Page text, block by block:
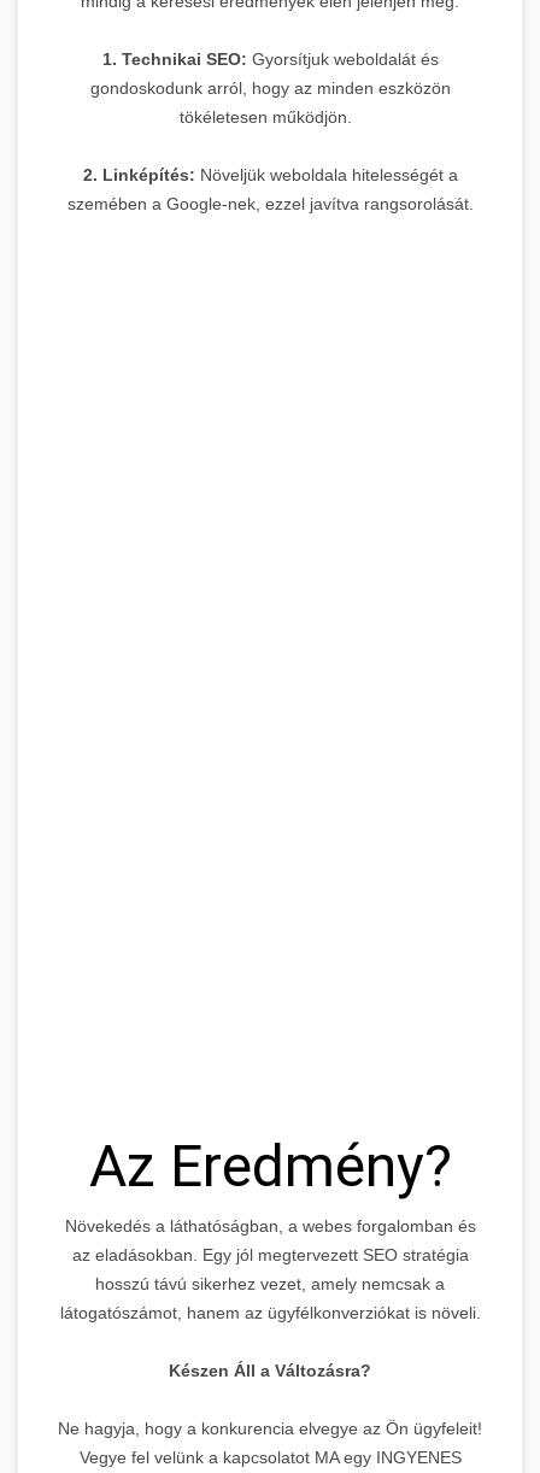
1. Technikai SEO: Gyorsítjuk weboldalát és
gondoskodunk arról, hogy az minden eszközön
tökéletesen működjön.
2. Linképítés: Növeljük weboldala hitelességét a
szemében a Google-nek, ezzel javítva rangsorolását.
Az Eredmény?
Növekedés a láthatóságban, a webes forgalomban és
az eladásokban. Egy jól megtervezett SEO stratégia
hosszú távú sikerhez vezet, amely nemcsak a
látogatószámot, hanem az ügyfélkonverziókat is növeli.
Készen Áll a Változásra?
Ne hagyja, hogy a konkurencia elvegye az Ön ügyfeleit!
Vegye fel velünk a kapcsolatot MA egy INGYENES